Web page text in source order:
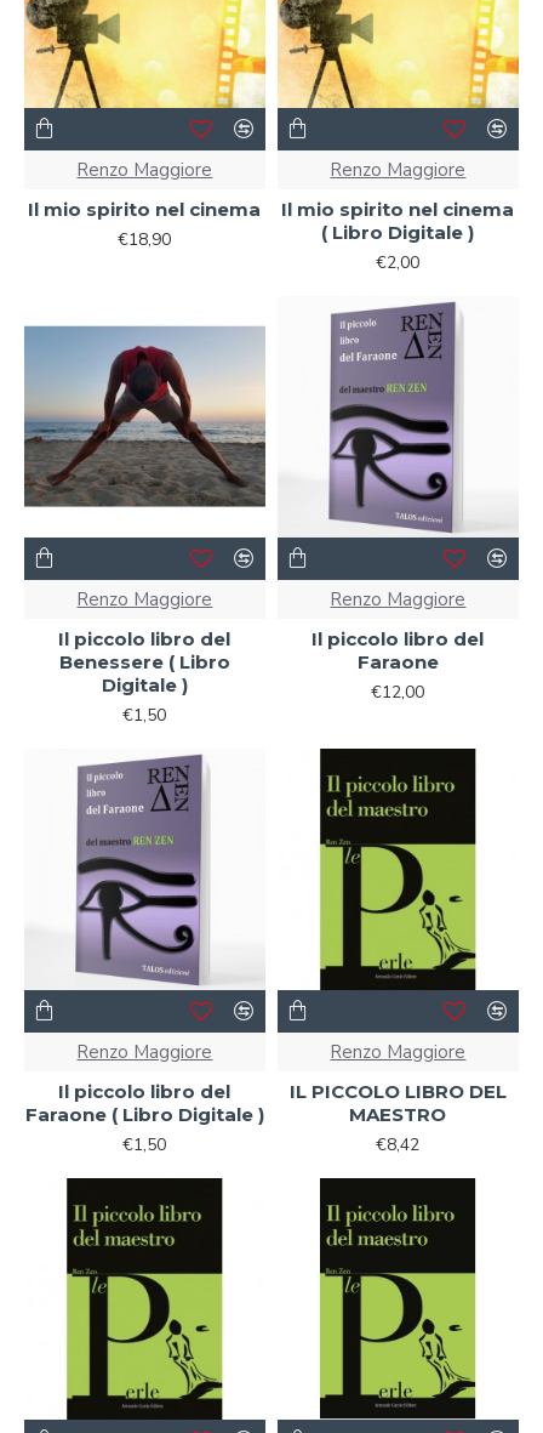
Renzo Maggiore
Il mio spirito nel cinema
€18,90
Renzo Maggiore
Il mio spirito nel cinema
( Libro Digitale )
€2,00
Renzo Maggiore
Il piccolo libro del
Benessere ( Libro
Digitale )
€1,50
Renzo Maggiore
Il piccolo libro del
Faraone
€12,00
Renzo Maggiore
Il piccolo libro del
Faraone ( Libro Digitale )
€1,50
Renzo Maggiore
IL PICCOLO LIBRO DEL
MAESTRO
€8,42